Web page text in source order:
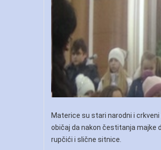
Materice su stari narodni i
običaj da nakon čestitanja majke
rupčići i slične sitnice.